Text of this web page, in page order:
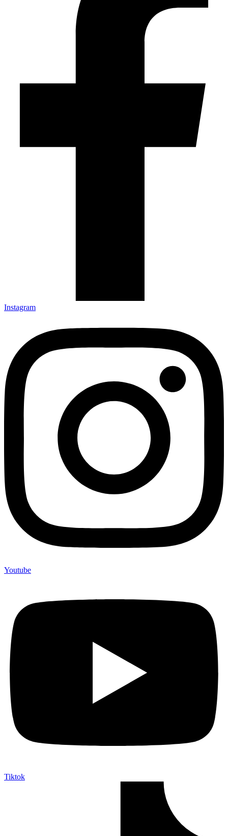
Instagram
Youtube
Tiktok